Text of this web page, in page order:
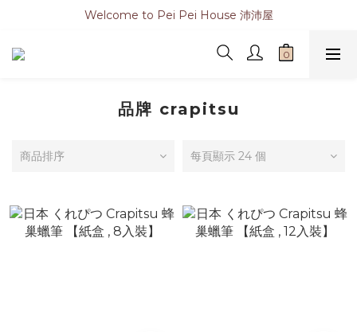
Welcome to Pei Pei House 沛沛屋
品牌 crapitsu
商品排序 每頁顯示 24 個